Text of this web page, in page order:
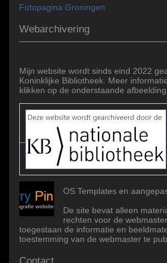
Fotopagina Groningen
Webarchivering
Mijn website wordt sinds eind 2022
Koninklijke Bibliotheek. Meer
klikken op de onderstaande afbeelding
OS Templates en
De site bevat alleen
rechten voor de
toegestaan de informatie en
toestemming van de webmaster te